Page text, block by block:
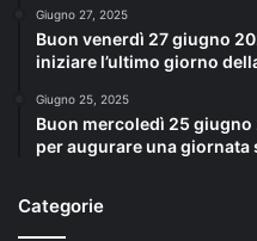
Giugno 27, 2025
Buon venerdì 27 giugno
iniziare l’ultimo giorno
Giugno 25, 2025
Buon mercoledì 25
per augurare una giornata
Categorie